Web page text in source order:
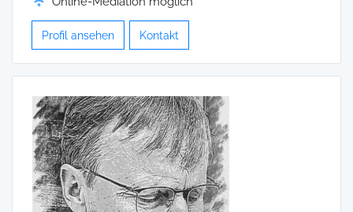
Profil ansehen Kontakt